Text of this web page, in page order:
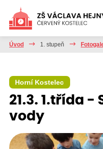
Úvod 1. stupeň
Horní Kostelec
21.3. 1.třída -
vody